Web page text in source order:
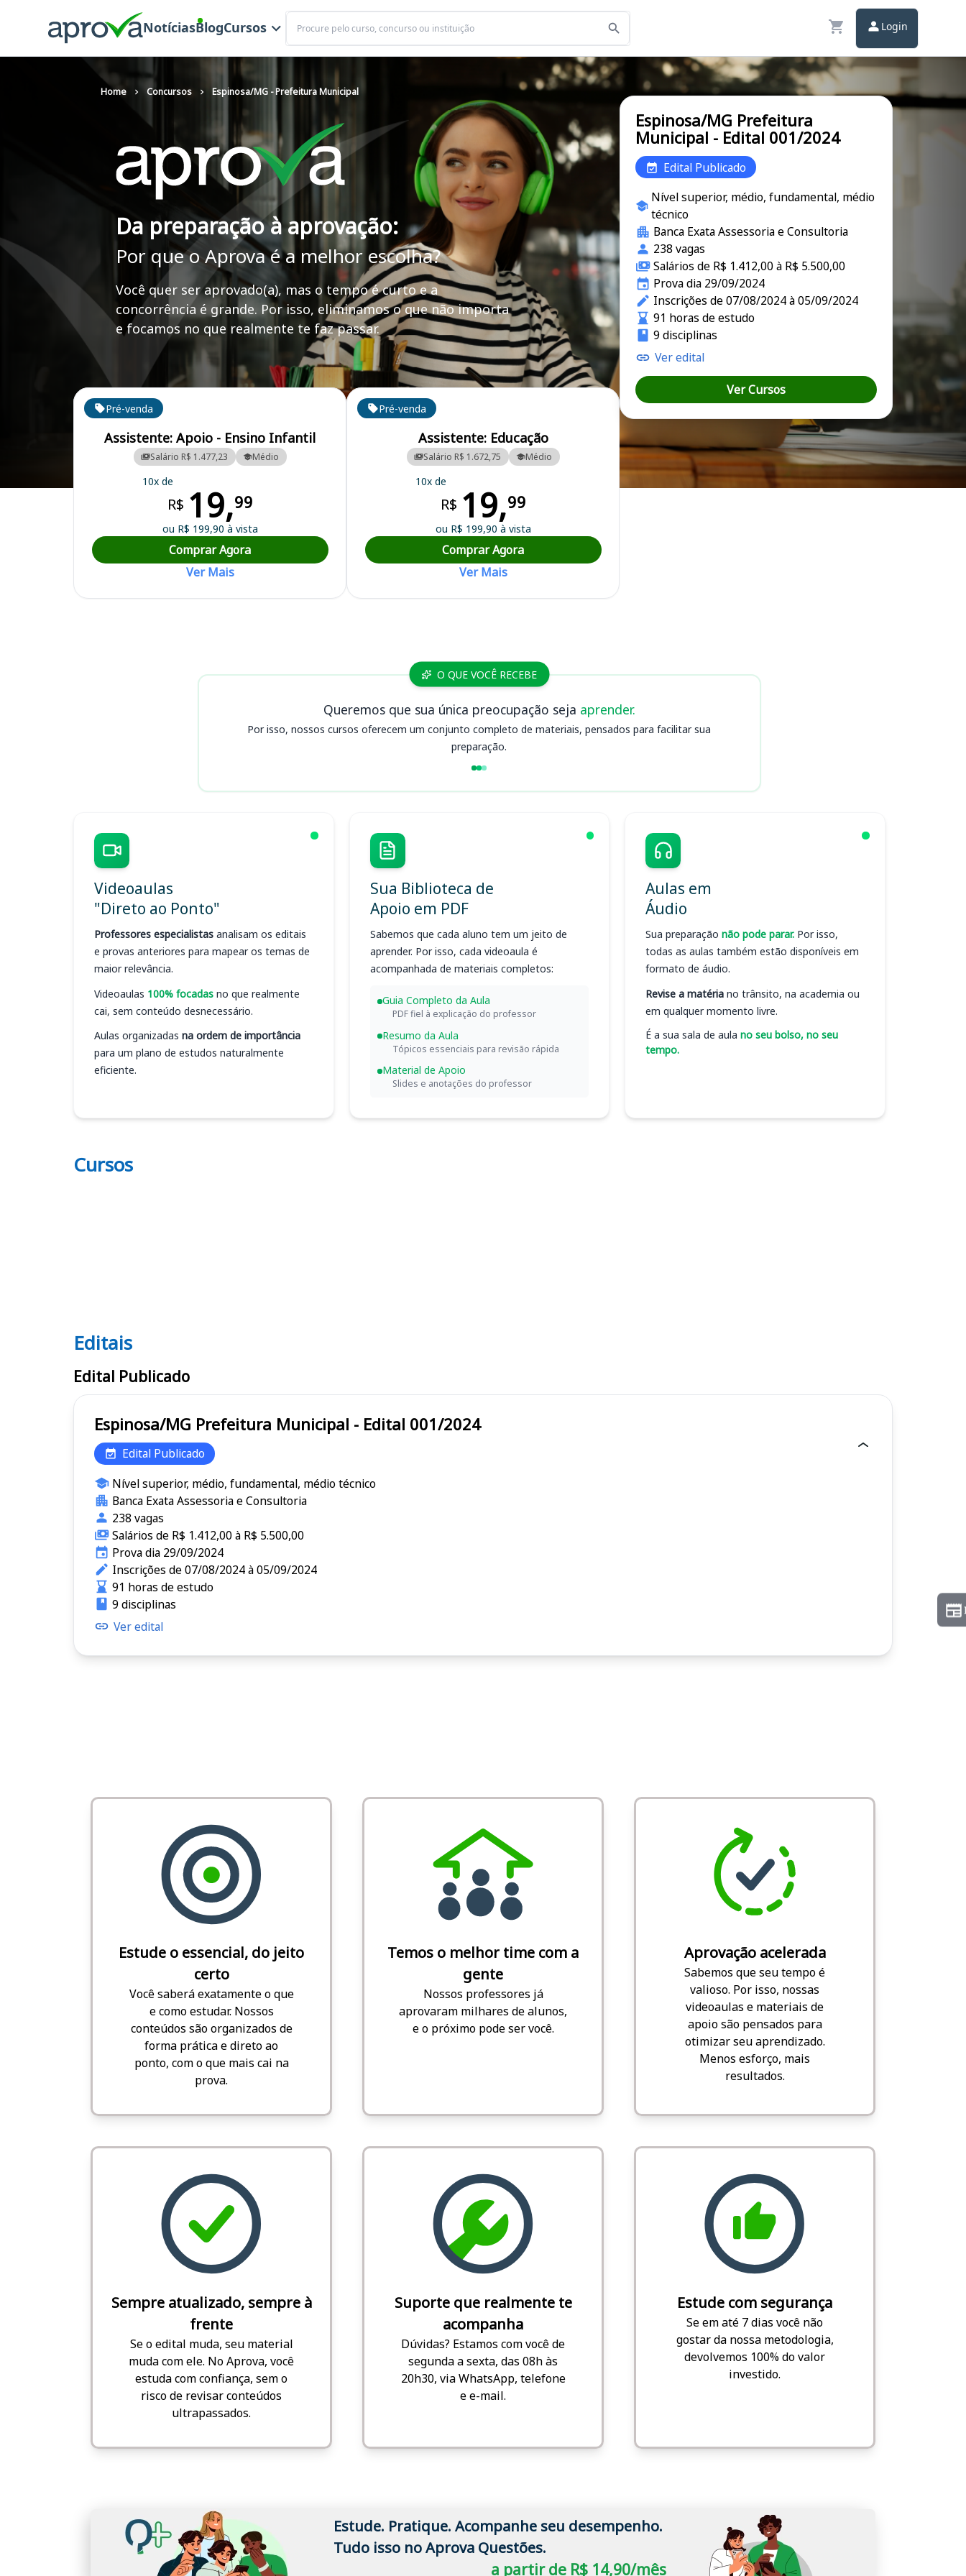
NotíciasBlogCursos
Buscar
Login
Home Concursos Espinosa/MG - Prefeitura Municipal
Da preparação à aprovação:
Por que o Aprova é a melhor escolha?
Você quer ser aprovado(a), mas o tempo é curto e a
concorrência é grande. Por isso, eliminamos o que não importa
e focamos no que realmente te faz passar.
Curso Preparatório para o Concurso Espinosa/MG - Prefeitura Municipal
Cursos em destaque para passar no concurso
Pré-venda
Assistente: Apoio - Ensino Infantil
Salário R$ 1.477,23 Médio
10x de
R$ 19,99
ou R$ 199,90 à vista
Comprar Agora
Ver Mais
Pré-venda
Assistente: Educação
Salário R$ 1.672,75 Médio
10x de
R$ 19,99
ou R$ 199,90 à vista
Comprar Agora
Ver Mais
Espinosa/MG Prefeitura
Municipal - Edital 001/2024
Edital Publicado
Nível superior, médio, fundamental, médio
técnico
Banca Exata Assessoria e Consultoria
238 vagas
Salários de R$ 1.412,00 à R$ 5.500,00
Prova dia 29/09/2024
Inscrições de 07/08/2024 à 05/09/2024
91 horas de estudo
9 disciplinas
Ver edital
Ver Cursos
O QUE VOCÊ RECEBE
Queremos que sua única preocupação seja aprender.
Por isso, nossos cursos oferecem um conjunto completo de materiais, pensados para facilitar sua
preparação.
Videoaulas
"Direto ao Ponto"
Professores especialistas analisam os editais
e provas anteriores para mapear os temas de
maior relevância.
Videoaulas 100% focadas no que realmente
cai, sem conteúdo desnecessário.
Aulas organizadas na ordem de importância
para um plano de estudos naturalmente
eficiente.
Sua Biblioteca de
Apoio em PDF
Sabemos que cada aluno tem um jeito de
aprender. Por isso, cada videoaula é
acompanhada de materiais completos:
Guia Completo da Aula
PDF fiel à explicação do professor
Resumo da Aula
Tópicos essenciais para revisão rápida
Material de Apoio
Slides e anotações do professor
Aulas em
Áudio
Sua preparação não pode parar. Por isso,
todas as aulas também estão disponíveis em
formato de áudio.
Revise a matéria no trânsito, na academia ou
em qualquer momento livre.
É a sua sala de aula no seu bolso, no seu
tempo.
Cursos
Editais
Editais
Edital Publicado
Espinosa/MG Prefeitura Municipal - Edital 001/2024
Edital Publicado
Nível superior, médio, fundamental, médio técnico
Banca Exata Assessoria e Consultoria
238 vagas
Salários de R$ 1.412,00 à R$ 5.500,00
Prova dia 29/09/2024
Inscrições de 07/08/2024 à 05/09/2024
91 horas de estudo
9 disciplinas
Ver edital
Estude o essencial, do jeito
certo
Você saberá exatamente o que
e como estudar. Nossos
conteúdos são organizados de
forma prática e direto ao
ponto, com o que mais cai na
prova.
Temos o melhor time com a
gente
Nossos professores já
aprovaram milhares de alunos,
e o próximo pode ser você.
Aprovação acelerada
Sabemos que seu tempo é
valioso. Por isso, nossas
videoaulas e materiais de
apoio são pensados para
otimizar seu aprendizado.
Menos esforço, mais
resultados.
Sempre atualizado, sempre à
frente
Se o edital muda, seu material
muda com ele. No Aprova, você
estuda com confiança, sem o
risco de revisar conteúdos
ultrapassados.
Suporte que realmente te
acompanha
Dúvidas? Estamos com você de
segunda a sexta, das 08h às
20h30, via WhatsApp, telefone
e e-mail.
Estude com segurança
Se em até 7 dias você não
gostar da nossa metodologia,
devolvemos 100% do valor
investido.
Estude. Pratique. Acompanhe seu desempenho.
Tudo isso no Aprova Questões.
a partir de R$ 14,90/mês